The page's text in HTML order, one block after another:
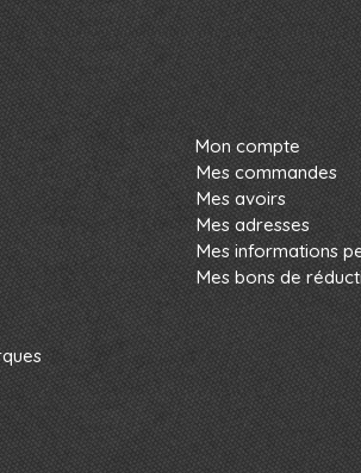
Mon compte
Mes commandes
Mes avoirs
Mes adresses
Mes informations
Mes bons de